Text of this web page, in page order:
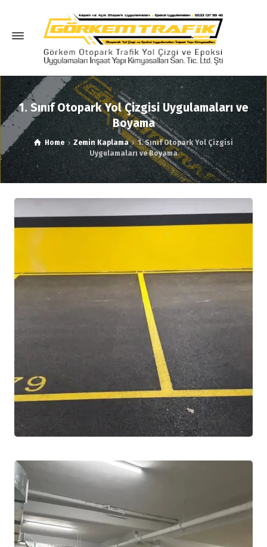
1. Sınıf Otopark Yol Çizgisi Uygulamaları ve
Boyama
Home Zemin Kaplama
1. Sınıf Otopark Yol Çizgisi
Uygulamaları ve Boyama